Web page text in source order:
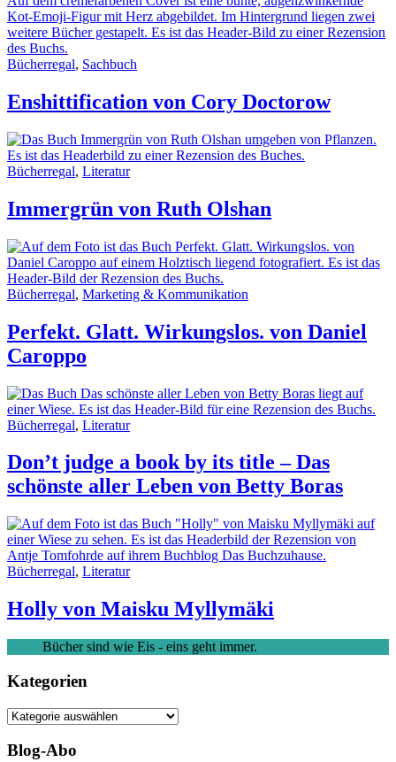
Bücherregal, Sachbuch
Enshittification von Cory Doctorow
Bücherregal, Literatur
Immergrün von Ruth Olshan
Bücherregal, Marketing & Kommunikation
Perfekt. Glatt. Wirkungslos. von Daniel
Caroppo
Bücherregal, Literatur
Don’t judge a book by its title – Das
schönste aller Leben von Betty Boras
Bücherregal, Literatur
Holly von Maisku Myllymäki
Bücher sind wie Eis - eins geht immer.
Kategorien
Kategorien
Blog-Abo